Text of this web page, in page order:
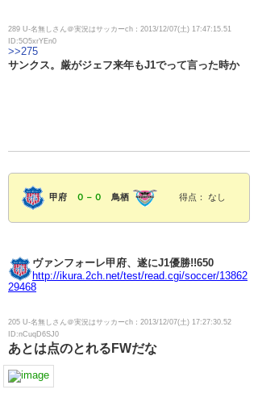
289 U-名無しさん＠実況はサッカーch：2013/12/07(土) 17:47:15.51
ID:5O5xrYEn0
>>275
サンクス。厳がジェフ来年もJ1でって言った時か
甲府 ０－０ 鳥栖 得点： なし
ヴァンフォーレ甲府、遂にJ1優勝!!650
http://ikura.2ch.net/test/read.cgi/soccer/13862
29468
205 U-名無しさん＠実況はサッカーch：2013/12/07(土) 17:27:30.52
ID:nCuqD6SJ0
あとは点のとれるFWだな